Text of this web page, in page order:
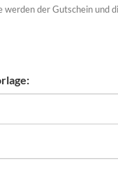
werden der Gutschein und